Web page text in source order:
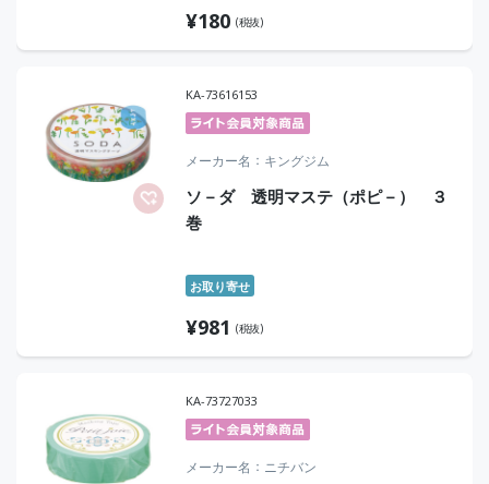
¥180 (税抜)
KA-73616153
メーカー名 キングジム
ソ－ダ 透明マステ（ポピ－） ３
巻
お取り寄せ
¥981 (税抜)
KA-73727033
メーカー名 ニチバン